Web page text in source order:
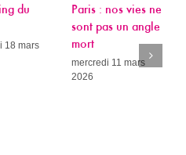
Paris : nos vies ne
sont pas un angle
mort
mercredi 11 mars
objectif raté –
d’élimination
VIH sans
sans moyens,